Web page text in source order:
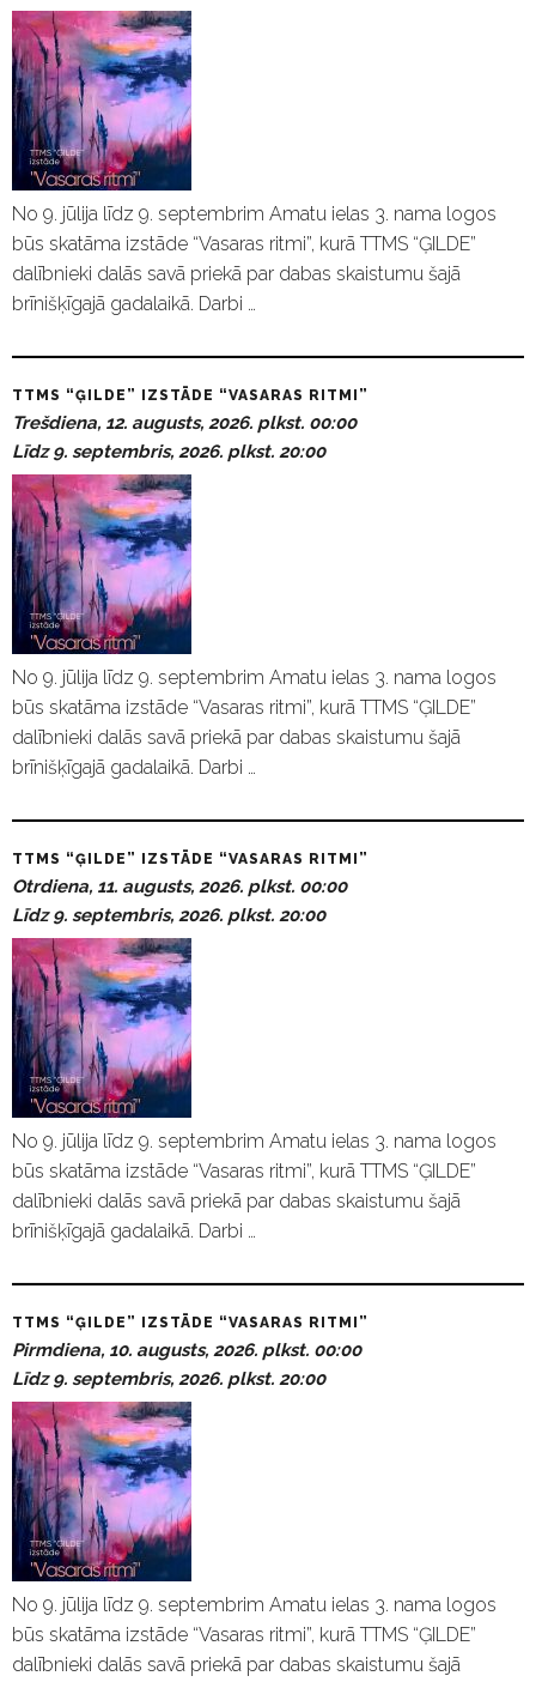
No 9. jūlija līdz 9. septembrim Amatu ielas 3. nama logos
būs skatāma izstāde “Vasaras ritmi”, kurā TTMS “ĢILDE”
dalībnieki dalās savā priekā par dabas skaistumu šajā
brīnišķīgajā gadalaikā. Darbi …
TTMS “ĢILDE” IZSTĀDE “VASARAS RITMI”
Trešdiena, 12. augusts, 2026. plkst. 00:00
Līdz 9. septembris, 2026. plkst. 20:00
No 9. jūlija līdz 9. septembrim Amatu ielas 3. nama logos
būs skatāma izstāde “Vasaras ritmi”, kurā TTMS “ĢILDE”
dalībnieki dalās savā priekā par dabas skaistumu šajā
brīnišķīgajā gadalaikā. Darbi …
TTMS “ĢILDE” IZSTĀDE “VASARAS RITMI”
Otrdiena, 11. augusts, 2026. plkst. 00:00
Līdz 9. septembris, 2026. plkst. 20:00
No 9. jūlija līdz 9. septembrim Amatu ielas 3. nama logos
būs skatāma izstāde “Vasaras ritmi”, kurā TTMS “ĢILDE”
dalībnieki dalās savā priekā par dabas skaistumu šajā
brīnišķīgajā gadalaikā. Darbi …
TTMS “ĢILDE” IZSTĀDE “VASARAS RITMI”
Pirmdiena, 10. augusts, 2026. plkst. 00:00
Līdz 9. septembris, 2026. plkst. 20:00
No 9. jūlija līdz 9. septembrim Amatu ielas 3. nama logos
būs skatāma izstāde “Vasaras ritmi”, kurā TTMS “ĢILDE”
dalībnieki dalās savā priekā par dabas skaistumu šajā